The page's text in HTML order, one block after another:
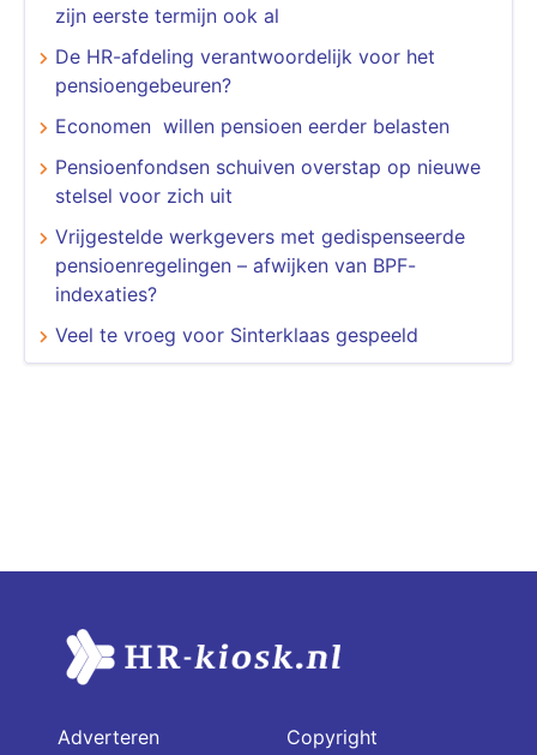
zijn eerste termijn ook al
De HR-afdeling verantwoordelijk voor het
pensioengebeuren?
Economen willen pensioen eerder belasten
Pensioenfondsen schuiven overstap op nieuwe
stelsel voor zich uit
Vrijgestelde werkgevers met gedispenseerde
pensioenregelingen – afwijken van BPF-
indexaties?
Veel te vroeg voor Sinterklaas gespeeld
Adverteren Copyright